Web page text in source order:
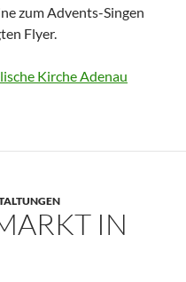
zum Advents-Singen
Flyer.
Kirche Adenau
IN